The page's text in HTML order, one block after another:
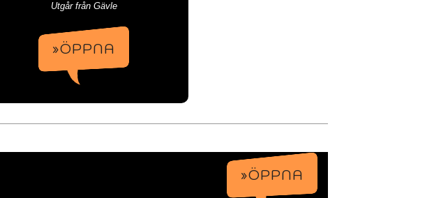
Utgår från Gävle
»ÖPPNA
»ÖPPNA